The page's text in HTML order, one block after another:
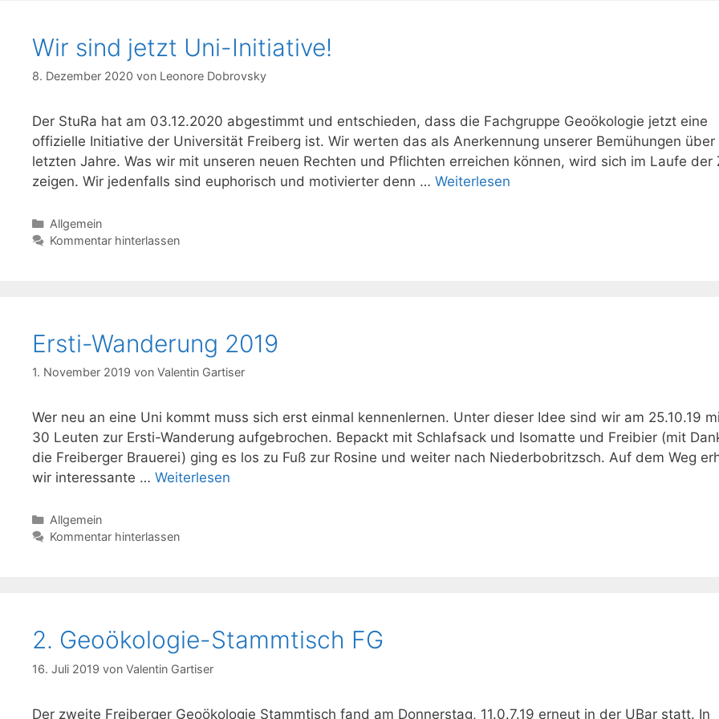
Wir sind jetzt Uni-Initiative!
8. Dezember 2020 von Leonore Dobrovsky
Der StuRa hat am 03.12.2020 abgestimmt und entschieden, dass die Fachgruppe Geoökologie jetzt eine
offizielle Initiative der Universität Freiberg ist. Wir werten das als Anerkennung unserer Bemühungen über
letzten Jahre. Was wir mit unseren neuen Rechten und Pflichten erreichen können, wird sich im Laufe der
zeigen. Wir jedenfalls sind euphorisch und motivierter denn … Weiterlesen
Kategorien
Allgemein
Kommentar hinterlassen
Ersti-Wanderung 2019
1. November 2019 von Valentin Gartiser
Wer neu an eine Uni kommt muss sich erst einmal kennenlernen. Unter dieser Idee sind wir am 25.10.19
30 Leuten zur Ersti-Wanderung aufgebrochen. Bepackt mit Schlafsack und Isomatte und Freibier (mit
die Freiberger Brauerei) ging es los zu Fuß zur Rosine und weiter nach Niederbobritzsch. Auf dem Weg
wir interessante … Weiterlesen
Kategorien
Allgemein
Kommentar hinterlassen
2. Geoökologie-Stammtisch FG
16. Juli 2019 von Valentin Gartiser
Der zweite Freiberger Geoökologie Stammtisch fand am Donnerstag, 11.0.7.19 erneut in der UBar statt. In